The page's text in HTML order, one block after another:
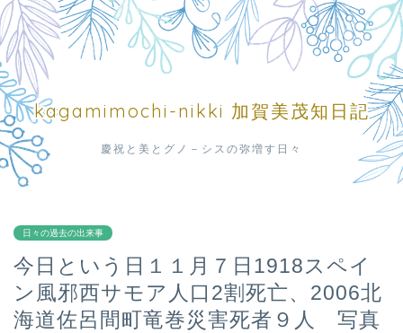
kagamimochi-nikki 加賀美茂知日記
慶祝と美とグノ－シスの弥増す日々
日々の過去の出来事
今日という日１１月７日1918スペイ
ン風邪西サモア人口2割死亡、2006北
海道佐呂間町竜巻災害死者９人 写真